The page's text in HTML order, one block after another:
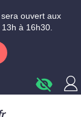
ouvert aux
à 16h30.
visibility_off